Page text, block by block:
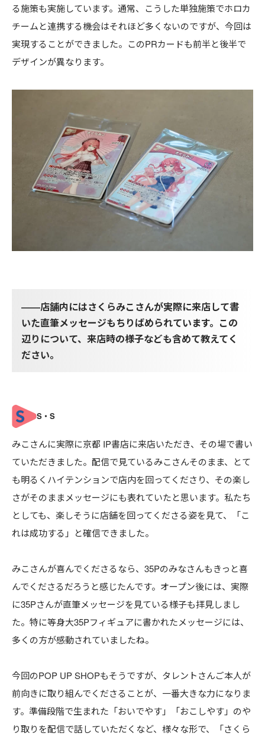
る施策も実施しています。通常、こうした単独施策でホロカ
チームと連携する機会はそれほど多くないのですが、今回は
実現することができました。このPRカードも前半と後半で
デザインが異なります。
――店舗内にはさくらみこさんが実際に来店して書
いた直筆メッセージもちりばめられています。この
辺りについて、来店時の様子なども含めて教えてく
ださい。
みこさんに実際に京都 IP書店に来店いただき、その場で書い
ていただきました。配信で見ているみこさんそのまま、とて
も明るくハイテンションで店内を回ってくださり、その楽し
さがそのままメッセージにも表れていたと思います。私たち
としても、楽しそうに店舗を回ってくださる姿を見て、「こ
れは成功する」と確信できました。
みこさんが喜んでくださるなら、35Pのみなさんもきっと喜
んでくださるだろうと感じたんです。オープン後には、実際
に35Pさんが直筆メッセージを見ている様子も拝見しまし
た。特に等身大35Pフィギュアに書かれたメッセージには、
多くの方が感動されていましたね。
今回のPOP UP SHOPもそうですが、タレントさんご本人が
前向きに取り組んでくださることが、一番大きな力になりま
す。準備段階で生まれた「おいでやす」「おこしやす」のや
り取りを配信で話していただくなど、様々な形で、「さくら